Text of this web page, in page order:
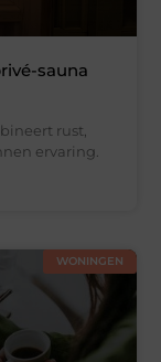
sauna
rust,
ervaring.
WONINGEN